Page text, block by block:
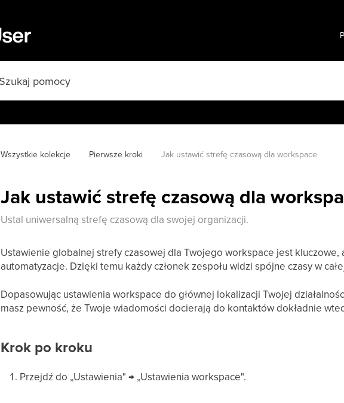
Wszystkie kolekcje Pierwsze kroki Jak ustawić strefę czasową dla workspace
Jak ustawić strefę czasową dla
Ustal uniwersalną strefę czasową dla swojej organizacji.
Ustawienie globalnej strefy czasowej dla Twojego workspace jest kluczowe,
automatyzacje. Dzięki temu każdy członek zespołu widzi spójne czasy w
Dopasowując ustawienia workspace do głównej lokalizacji Twojej
masz pewność, że Twoje wiadomości docierają do kontaktów dokładnie
Krok po kroku
Przejdź do „Ustawienia" → „Ustawienia workspace".